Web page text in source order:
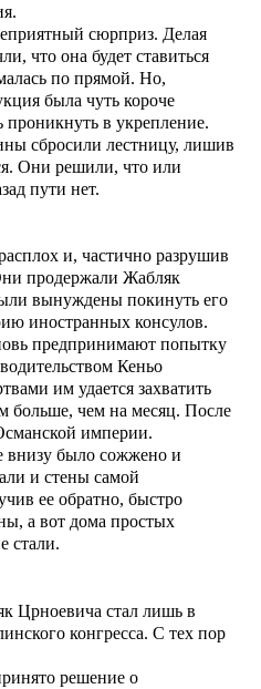
сюрприз. Делая
что она будет ставиться
по прямой. Но,
была чуть короче
в укрепление.
сбросили лестницу, лишив
Они решили, что или
пути нет.
и, частично разрушив
продержали Жабляк
вынуждены покинуть его
иностранных консулов.
предпринимают попытку
Кеньо
им удается захватить
больше, чем на месяц. После
империи.
внизу было сожжено и
и стены самой
ее обратно, быстро
а вот дома простых
стали.
Црноевича стал лишь в
конгресса. С тех пор
решение о